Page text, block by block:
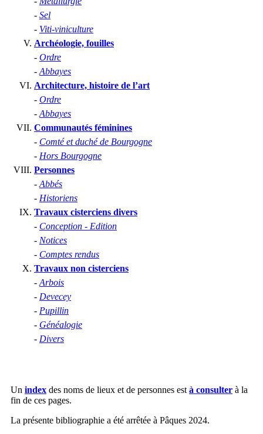
- Sel
- Viti-viniculture
Archéologie, fouilles
- Ordre
- Abbayes
Architecture, histoire de l’art
- Ordre
- Abbayes
Communautés féminines
- Comté et duché de Bourgogne
- Hors Bourgogne
Personnes
- Abbés
- Historiens
Travaux cisterciens divers
- Conception - Edition
- Notices
- Comptes rendus
Travaux non cisterciens
- Arbois
- Devecey
- Pupillin
- Généalogie
- Divers
Un index des noms de lieux et de personnes est à consulter à la
fin de ces pages.
La présente bibliographie a été arrêtée à Pâques 2024.